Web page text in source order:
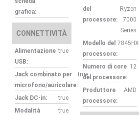
grafica:
CONNETTIVITÀ
Alimentazione
USB:
true
Jack combinato per
microfono/auricolare:
true
Jack DC-in:
true
Modalità
true
del
processore:
Ryzen
7000
Series
Modello del
processore:
7845HX
Numero di core
del processore:
12
Produttore
processore:
AMD